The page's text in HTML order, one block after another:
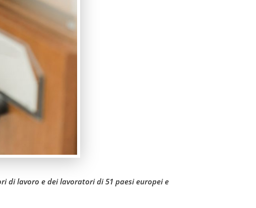
di lavoro e dei lavoratori di 51 paesi europei e